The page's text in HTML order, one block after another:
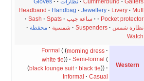
Cummerbund
Gaiters نظارات
Gloves
Headband
Handbag Jewellery Livery
Muff
Pocket protector
ساعة جيب Sash
Spats
نظارة شمس
Suspenders شمسية
محفظة
Watch
Western
Formal
morning dress
white tie
Semi-formal
black lounge suit
black tie
Informal
Casual